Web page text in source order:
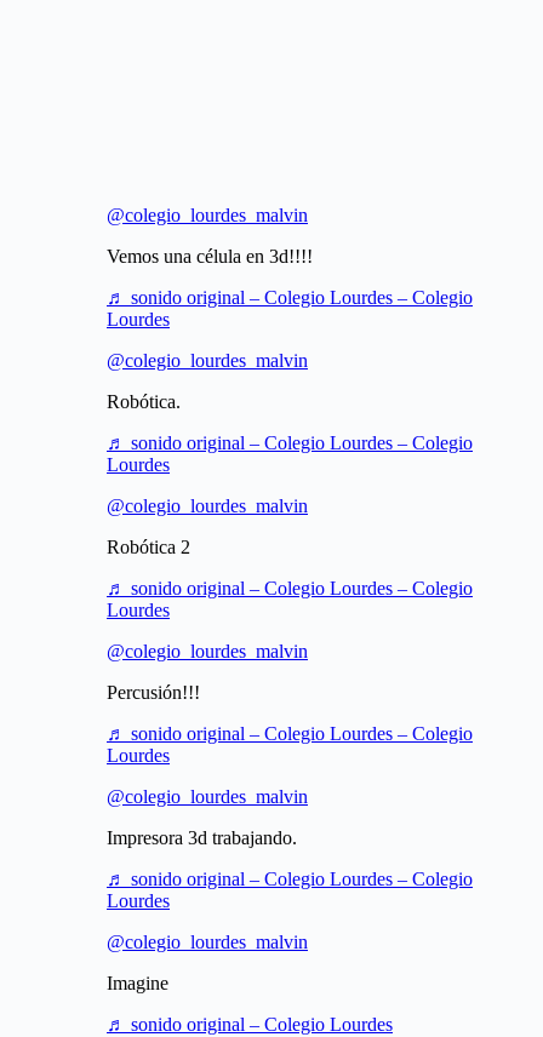
@colegio_lourdes_malvin
Vemos una célula en 3d!!!!
♬ sonido original – Colegio Lourdes – Colegio
Lourdes
@colegio_lourdes_malvin
Robótica.
♬ sonido original – Colegio Lourdes – Colegio
Lourdes
@colegio_lourdes_malvin
Robótica 2
♬ sonido original – Colegio Lourdes – Colegio
Lourdes
@colegio_lourdes_malvin
Percusión!!!
♬ sonido original – Colegio Lourdes – Colegio
Lourdes
@colegio_lourdes_malvin
Impresora 3d trabajando.
♬ sonido original – Colegio Lourdes – Colegio
Lourdes
@colegio_lourdes_malvin
Imagine
♬ sonido original – Colegio Lourdes